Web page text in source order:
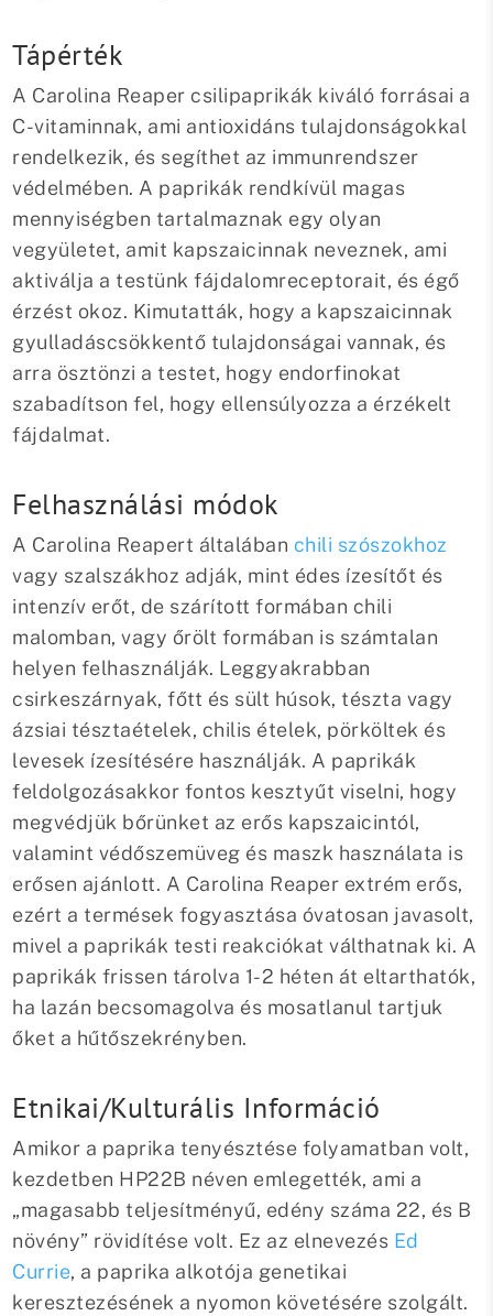
Tápérték
A Carolina Reaper csilipaprikák kiváló forrásai a
C-vitaminnak, ami antioxidáns tulajdonságokkal
rendelkezik, és segíthet az immunrendszer
védelmében. A paprikák rendkívül magas
mennyiségben tartalmaznak egy olyan
vegyületet, amit kapszaicinnak neveznek, ami
aktiválja a testünk fájdalomreceptorait, és égő
érzést okoz. Kimutatták, hogy a kapszaicinnak
gyulladáscsökkentő tulajdonságai vannak, és
arra ösztönzi a testet, hogy endorfinokat
szabadítson fel, hogy ellensúlyozza a érzékelt
fájdalmat.
Felhasználási módok
A Carolina Reapert általában chili szószokhoz
vagy szalszákhoz adják, mint édes ízesítőt és
intenzív erőt, de szárított formában chili
malomban, vagy őrölt formában is számtalan
helyen felhasználják. Leggyakrabban
csirkeszárnyak, főtt és sült húsok, tészta vagy
ázsiai tésztaételek, chilis ételek, pörköltek és
levesek ízesítésére használják. A paprikák
feldolgozásakkor fontos kesztyűt viselni, hogy
megvédjük bőrünket az erős kapszaicintól,
valamint védőszemüveg és maszk használata is
erősen ajánlott. A Carolina Reaper extrém erős,
ezért a termések fogyasztása óvatosan javasolt,
mivel a paprikák testi reakciókat válthatnak ki. A
paprikák frissen tárolva 1-2 héten át eltarthatók,
ha lazán becsomagolva és mosatlanul tartjuk
őket a hűtőszekrényben.
Etnikai/Kulturális Információ
Amikor a paprika tenyésztése folyamatban volt,
kezdetben HP22B néven emlegették, ami a
„magasabb teljesítményű, edény száma 22, és B
növény” rövidítése volt. Ez az elnevezés Ed
Currie, a paprika alkotója genetikai
keresztezésének a nyomon követésére szolgált.